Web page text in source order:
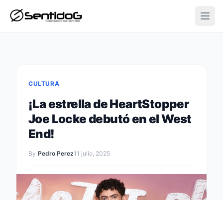
CULTURA
¡La estrella de HeartStopper
Joe Locke debutó en el West
End!
By Pedro Perez11 julio, 2025